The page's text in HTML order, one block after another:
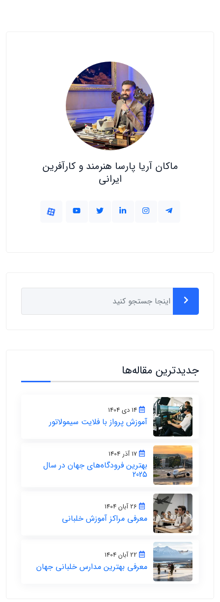
ماکان آریا پارسا هنرمند و کارآفرین
ایرانی
جدیدترین مقاله‌ها
14 دی 1404
آموزش پرواز با فلایت سیمولاتور
17 آذر 1404
بهترین فرودگاه‌های جهان در سال
2025
معرفی مراکز آموزش خلبانی
معرفی بهترین مدارس خلبانی جهان